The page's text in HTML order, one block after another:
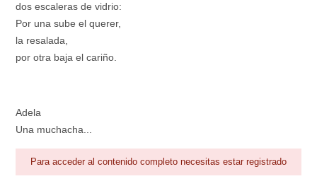
dos escaleras de vidrio:
Por una sube el querer,
la resalada,
por otra baja el cariño.
Adela
Una muchacha...
Para acceder al contenido completo necesitas estar registrado